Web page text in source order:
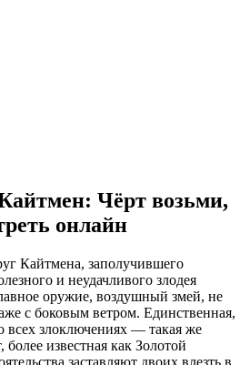
Чёрт возьми,
онлайн
Кайтмена, заполучившего
и неудачливого злодея
оружие, воздушный змей, не
с боковым ветром. Единственная,
всех злоключениях — такая же
известная как Золотой
заставляют двоих влезть в